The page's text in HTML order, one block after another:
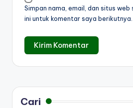
Simpan nama, email, dan situs
ini untuk komentar saya berikutnya.
Cari